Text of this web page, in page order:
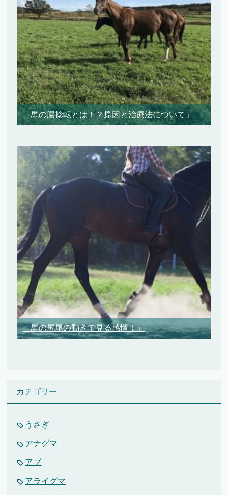
「馬の腸捻転とは！？原因と治療法について」
「馬の尻尾の動きで見る感情！」
カテゴリー
うさぎ
アナグマ
アブ
アライグマ